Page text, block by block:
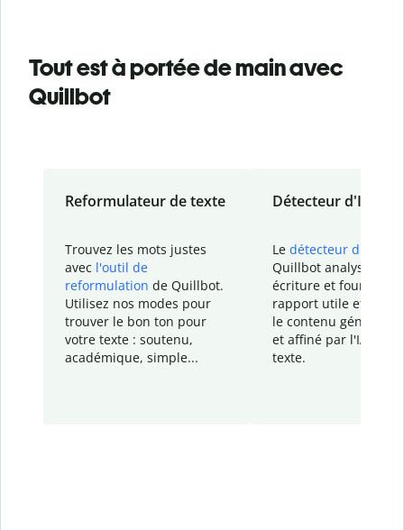
Tout est à portée de main avec
Quillbot
Reformulateur de texte
Trouvez les mots justes
avec l'outil de
reformulation de Quillbot.
Utilisez nos modes pour
trouver le bon ton pour
votre texte : soutenu,
académique, simple...
Détecteur d'IA
Le détecteur d'IA
Quillbot analyse votre
écriture et fournit un
rapport utile et
le contenu généré
et affiné par l'IA
texte.